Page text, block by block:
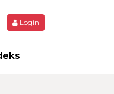
Login